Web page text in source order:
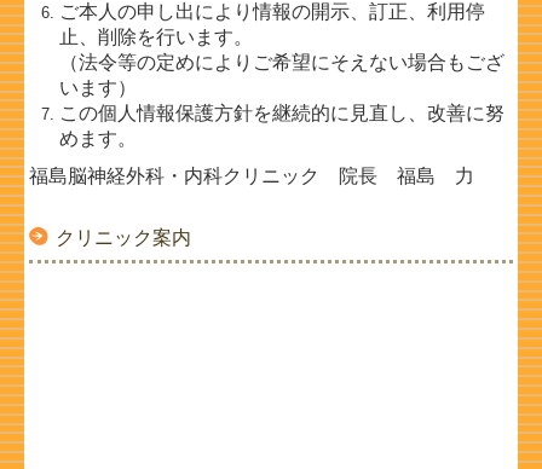
クリニック案内
ご本人の申し出により情報の開示、訂正、利用停
止、削除を行います。
（法令等の定めによりご希望にそえない場合もござ
います）
この個人情報保護方針を継続的に見直し、改善に努
めます。
福島脳神経外科・内科クリニック 院長 福島 力